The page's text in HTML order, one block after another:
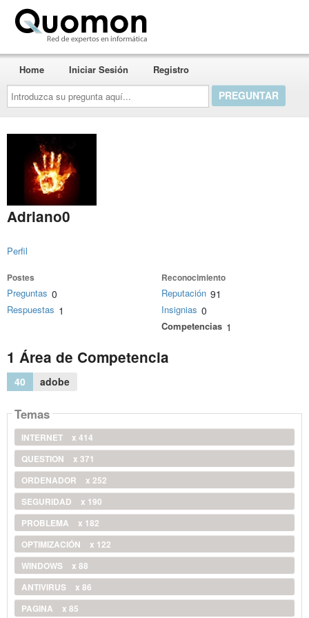
Introduzca
su
pregunta
aquí...
Home Iniciar Sesión Registro
Adriano0
Perfil
Postes
Preguntas 0
Respuestas 1
Reconocimiento
Reputación 91
Insignias 0
Competencias 1
1 Área de Competencia
40 adobe
Temas
INTERNET
x 414
QUESTION
x 371
ORDENADOR
x 252
SEGURIDAD
x 190
PROBLEMA
x 182
OPTIMIZACIÓN
x 122
WINDOWS
x 88
ANTIVIRUS
x 86
PAGINA
x 85